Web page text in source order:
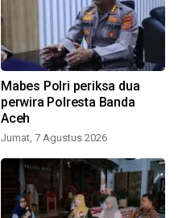
Mabes Polri periksa dua
perwira Polresta Banda
Aceh
Jumat, 7 Agustus 2026